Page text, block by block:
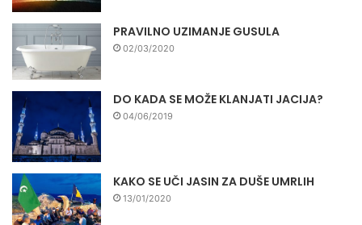
PRAVILNO UZIMANJE GUSULA
02/03/2020
DO KADA SE MOŽE KLANJATI JACIJA?
04/06/2019
KAKO SE UČI JASIN ZA DUŠE UMRLIH
13/01/2020